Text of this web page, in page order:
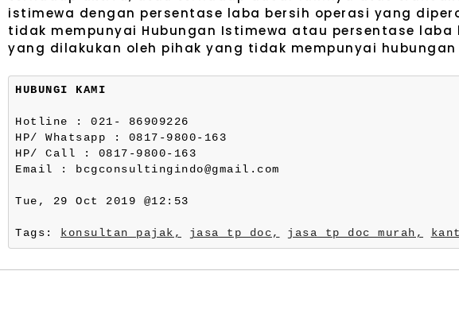
istimewa dengan persentase laba bersih operasi yang
tidak mempunyai Hubungan Istimewa atau persentase
yang dilakukan oleh pihak yang tidak mempunyai
HUBUNGI KAMI
Hotline : 021- 86909226
HP/ Whatsapp : 0817-9800-163
HP/ Call : 0817-9800-163
Email : bcgconsultingindo@gmail.com
Tue, 29 Oct 2019 @12:53
Tags: konsultan pajak, jasa tp doc, jasa tp doc murah,